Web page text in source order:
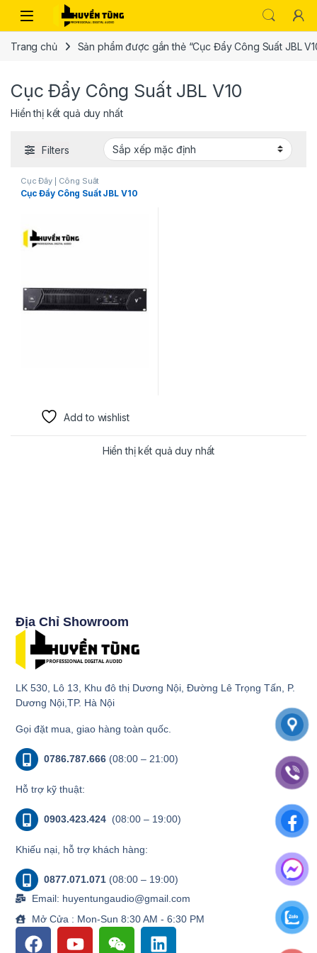
Trang chủ Sản phẩm được gắn thẻ “Cục Đẩy Công Suất JBL
Cục Đẩy Công Suất JBL V10
Hiển thị kết quả duy nhất
Filters
Cục Đẩy | Công Suất
Cục Đẩy Công Suất JBL V10
Add to wishlist
Hiển thị kết quả duy nhất
Địa Chỉ Showroom
LK 530, Lô 13, Khu đô thị Dương Nội, Đường Lê Trọng Tấn, P.
Dương Nội,TP. Hà Nội
Gọi đặt mua, giao hàng toàn quốc.
0786.787.666 (08:00 – 21:00)
Hỗ trợ kỹ thuật:
0903.423.424 (08:00 – 19:00)
Khiếu nại, hỗ trợ khách hàng:
0877.071.071 (08:00 – 19:00)
Email: huyentungaudio@gmail.com
Mở Cửa : Mon-Sun 8:30 AM - 6:30 PM